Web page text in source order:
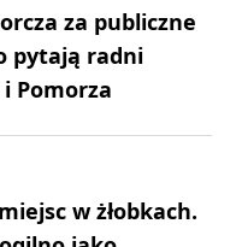
za publiczne
pytają radni
Pomorza
w żłobkach.